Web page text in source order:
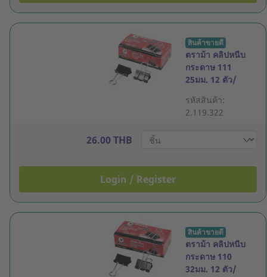
สินค้าขายดี
ตราม้า คลิปหนีบ
กระดาษ 111
25มม. 12 ตัว/
รหัสสินค้า:
2.119.322
26.00 THB
Login / Register
สินค้าขายดี
ตราม้า คลิปหนีบ
กระดาษ 110
32มม. 12 ตัว/